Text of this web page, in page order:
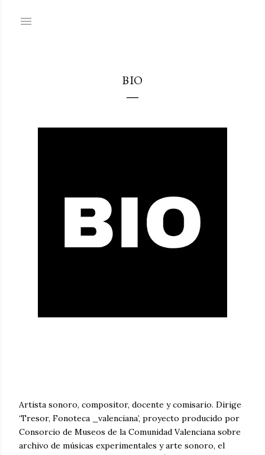
BIO
Artista sonoro, compositor, docente y comisario. Dirige
‘Tresor, Fonoteca _valenciana’, proyecto producido por
Consorcio de Museos de la Comunidad Valenciana sobre
archivo de músicas experimentales y arte sonoro, el